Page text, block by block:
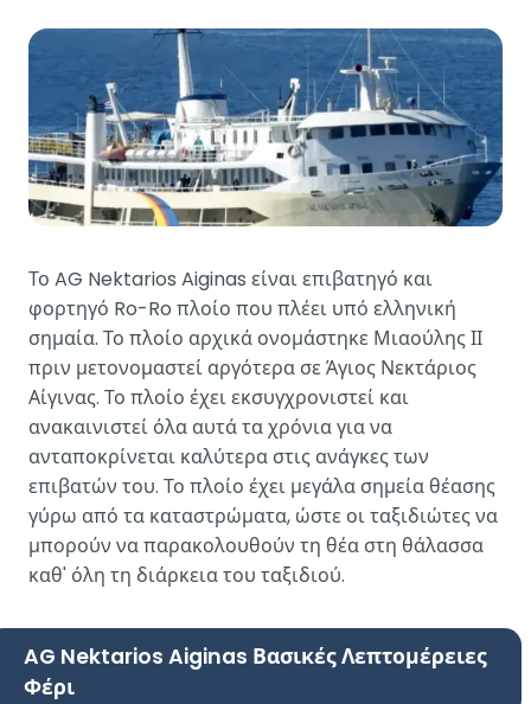
Το AG Nektarios Aiginas είναι επιβατηγό και
φορτηγό Ro-Ro πλοίο που πλέει υπό ελληνική
σημαία. Το πλοίο αρχικά ονομάστηκε Μιαούλης ΙΙ
πριν μετονομαστεί αργότερα σε Άγιος Νεκτάριος
Αίγινας. Το πλοίο έχει εκσυγχρονιστεί και
ανακαινιστεί όλα αυτά τα χρόνια για να
ανταποκρίνεται καλύτερα στις ανάγκες των
επιβατών του. Το πλοίο έχει μεγάλα σημεία θέασης
γύρω από τα καταστρώματα, ώστε οι ταξιδιώτες να
μπορούν να παρακολουθούν τη θέα στη θάλασσα
καθ' όλη τη διάρκεια του ταξιδιού.
AG Nektarios Aiginas Βασικές Λεπτομέρειες
Φέρι